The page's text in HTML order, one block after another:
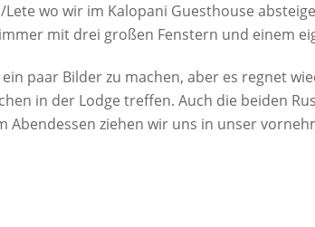
Lete wo wir im Kalopani Guesthouse
mit drei großen Fenstern und einem
paar Bilder zu machen, aber es regnet
in der Lodge treffen. Auch die beiden
ziehen wir uns in unser